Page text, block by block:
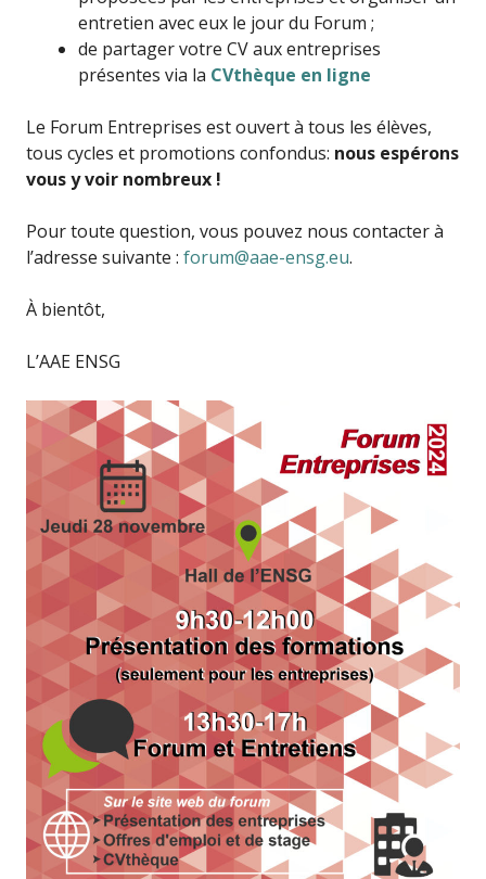
entretien avec eux le jour du Forum ;
de partager votre CV aux entreprises
présentes via la CVthèque en ligne
Le Forum Entreprises est ouvert à tous les élèves,
tous cycles et promotions confondus: nous espérons
vous y voir nombreux !
Pour toute question, vous pouvez nous contacter à
l’adresse suivante : forum@aae-ensg.eu.
À bientôt,
L’AAE ENSG